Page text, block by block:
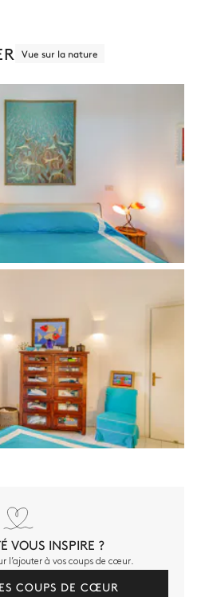
Vue sur la nature
VOUS INSPIRE ?
l’ajouter à vos coups de cœur.
COUPS DE CŒUR